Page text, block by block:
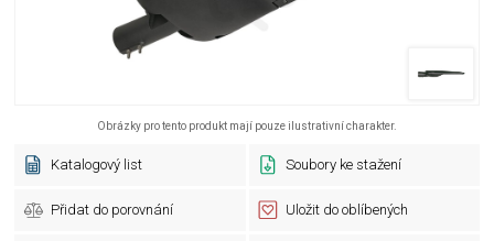
Obrázky pro tento produkt mají pouze ilustrativní charakter.
Katalogový list Soubory ke stažení
Přidat do porovnání Uložit do oblíbených